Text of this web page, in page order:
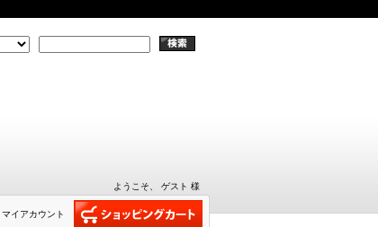
ようこそ、 ゲスト 様
マイアカウント